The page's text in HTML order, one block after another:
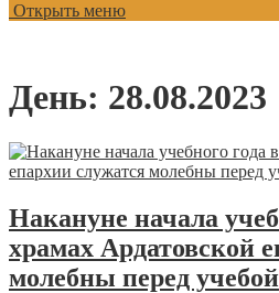
Открыть меню
День: 28.08.2023
Накануне начала
храмах Ардатовской
молебны перед учебой